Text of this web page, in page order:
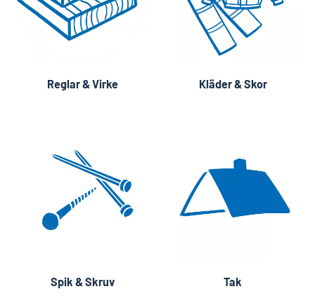
Reglar & Virke Kläder & Skor
Spik & Skruv Tak